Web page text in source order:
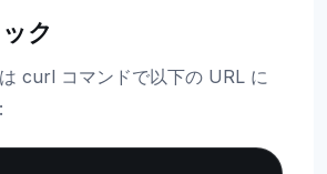
ク
curl コマンドで以下の URL に